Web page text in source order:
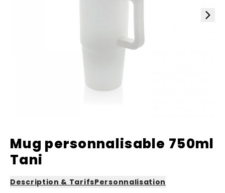
Mug personnalisable 750ml
Tani
Description & TarifsPersonnalisation